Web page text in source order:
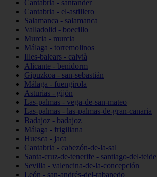
Cantabria - santander
Cantabria - el-astillero
Salamanca - salamanca
Valladolid - boecillo
Murcia - murcia
Málaga - torremolinos
Illes-balears - calvià
Alicante - benidorm
Gipuzkoa - san-sebastián
Málaga - fuengirola
Asturias - gijón
Las-palmas - vega-de-san-mateo
Las-palmas - las-palmas-de-gran-canaria
Badajoz - badajoz
Málaga - frigiliana
Huesca - jaca
Cantabria - cabezón-de-la-sal
Santa-cruz-de-tenerife - santiago-del-teide
Sevilla - valencina-de-la-concepción
León - san-andrés-del-rabanedo